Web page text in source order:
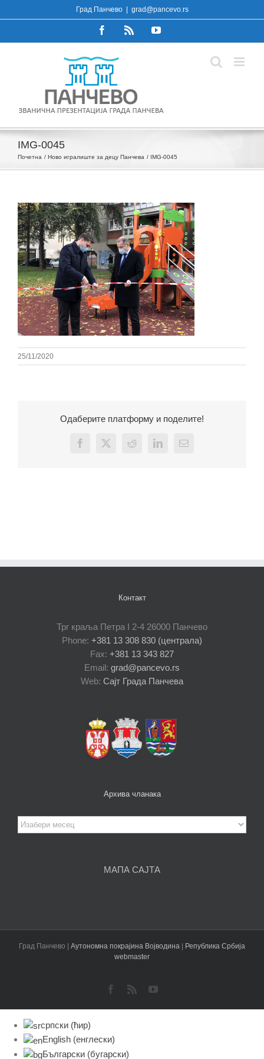
to
Град Панчево grad@pancevo.rs
FacebookRss YouTube
IMG-0045
Почетна Ново игралиште за децу Панчева IMG-0045
25/11/2020
Одаберите платформу и поделите!
Facebook
X Reddit LinkedInEmail
Контакт
Трг краља Петра I 2-4 26000 Панчево
Phone: +381 13 308 830 (централа)
Fax: +381 13 343 827
Email: grad@pancevo.rs
Web: Сајт Града Панчева
Архива чланака
Архива
чланака
МАПА САЈТА
Град Панчево | Аутономна покрајина Војводина | Република Србија
webmaster
Facebook
Rss YouTube
српски (ћир)
English (енглески)
Български (бугарски)